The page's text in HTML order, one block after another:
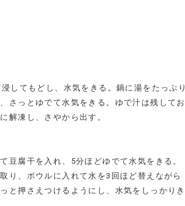
してもどし、水気をきる。鍋に湯をたっぷり
さっとゆでて水気をきる。ゆで汁は残してお
解凍し、さやから出す。
豆腐干を入れ、5分ほどゆでて水気をきる。
り、ボウルに入れて水を3回ほど替えながら
と押さえつけるようにし、水気をしっかりき